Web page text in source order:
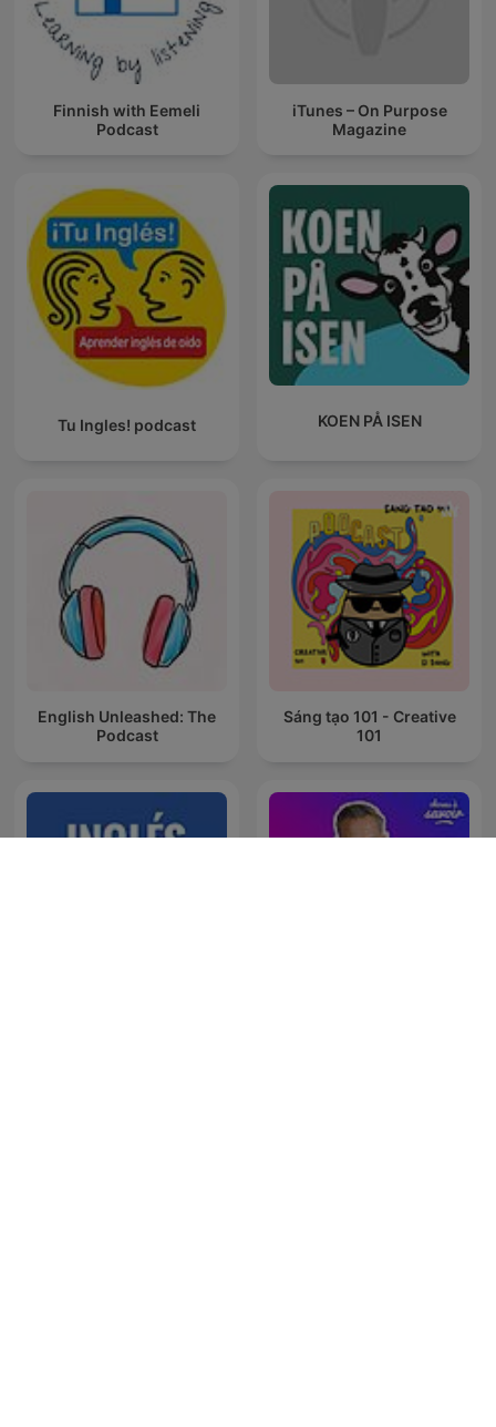
iTunes – On Purpose
Magazine
Finnish with Eemeli
Podcast
KOEN PÅ ISEN
Tu Ingles! podcast
Sáng tạo 101 - Creative
101
English Unleashed: The
Podcast